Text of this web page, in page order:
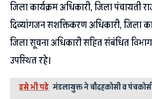
जिला कार्यक्रम अधिकारी, जिला पंचायती
दिव्यांगजन सशक्तिकरण अधिकारी, जिला
जिला सूचना अधिकारी सहित संबंधित
उपस्थित रहे।
इसे भी पढ़े मंडलायुक्त ने चौदहकोसी व